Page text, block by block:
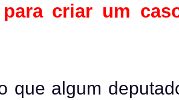
para criar um
que algum